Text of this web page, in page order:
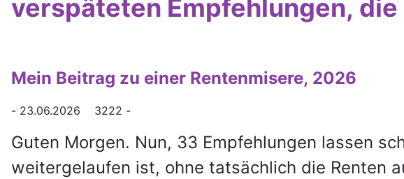
verspäteten Empfehlungen,
Mein Beitrag zu einer Rentenmisere, 2026
- 23.06.2026 3222 -
Guten Morgen. Nun, 33 Empfehlungen lassen
weitergelaufen ist, ohne tatsächlich die Renten